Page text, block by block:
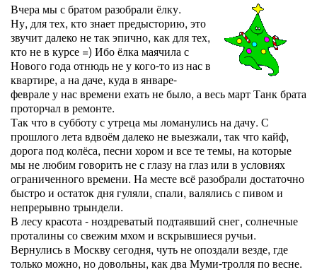
Вчера мы с братом разобрали ёлку.
Ну, для тех, кто знает предысторию, это
звучит далеко не так эпично, как для тех,
кто не в курсе =) Ибо ёлка маячила с
Нового года отнюдь не у кого-то из нас в
квартире, а на даче, куда в январе-
феврале у нас времени ехать не было, а весь март Танк брата
проторчал в ремонте.
Так что в субботу с утреца мы ломанулись на дачу. С
прошлого лета вдвоём далеко не выезжали, так что кайф,
дорога под колёса, песни хором и все те темы, на которые
мы не любим говорить не с глазу на глаз или в условиях
ограниченного времени. На месте всё разобрали достаточно
быстро и остаток дня гуляли, спали, валялись с пивом и
непрерывно трындели.
В лесу красота - ноздреватый подтаявший снег, солнечные
проталины со свежим мхом и вскрывшиеся ручьи.
Вернулись в Москву сегодня, чуть не опоздали везде, где
только можно, но довольны, как два Муми-тролля по весне.